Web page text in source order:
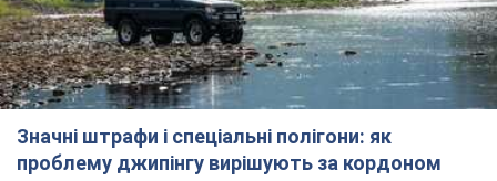
Значні штрафи і спеціальні полігони: як
проблему джипінгу вирішують за кордоном